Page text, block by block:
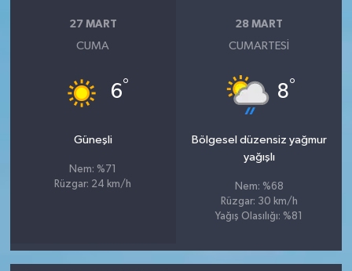
27 MART
CUMA
6°
Güneşli
Nem: %71
Rüzgar: 24 km/h
28 MART
CUMARTESI
8°
Bölgesel düzensiz yağmur
yağışlı
Nem: %68
Rüzgar: 30 km/h
Yağış Olasılığı: %81